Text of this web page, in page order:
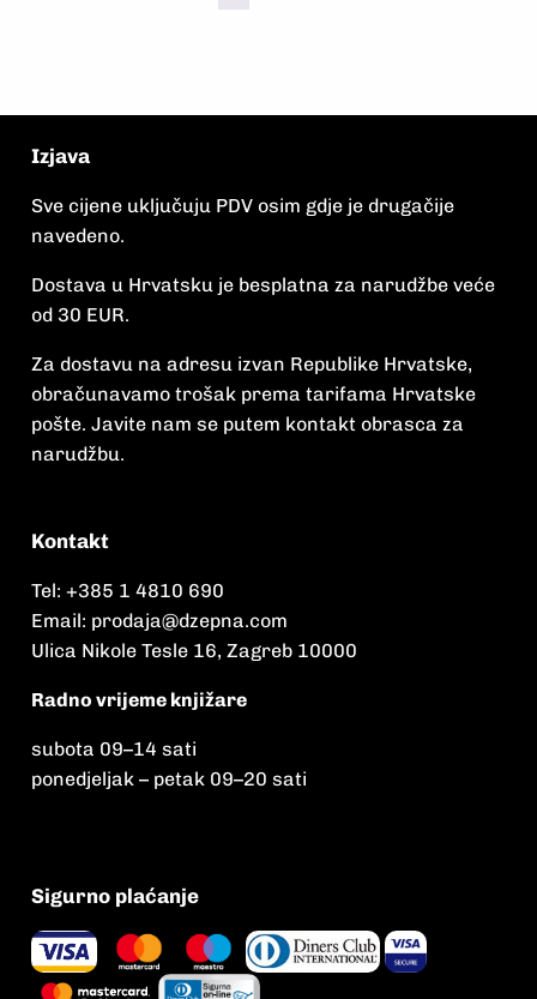
Izjava
Sve cijene uključuju PDV osim gdje je drugačije
navedeno.
Dostava u Hrvatsku je besplatna za narudžbe veće
od 30 EUR.
Za dostavu na adresu izvan Republike Hrvatske,
obračunavamo trošak prema tarifama Hrvatske
pošte. Javite nam se putem kontakt obrasca za
narudžbu.
Kontakt
Tel: +385 1 4810 690
Email: prodaja@dzepna.com
Ulica Nikole Tesle 16, Zagreb 10000
Radno vrijeme knjižare
subota 09–14 sati
ponedjeljak – petak 09–20 sati
Sigurno plaćanje